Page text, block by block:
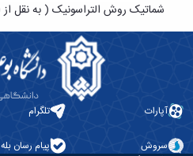
شماتیک روش التراسونیک ( به نقل از Rossini, N. S., et al (2012))
آپارات تلگرام
سروش پیام رسان بله